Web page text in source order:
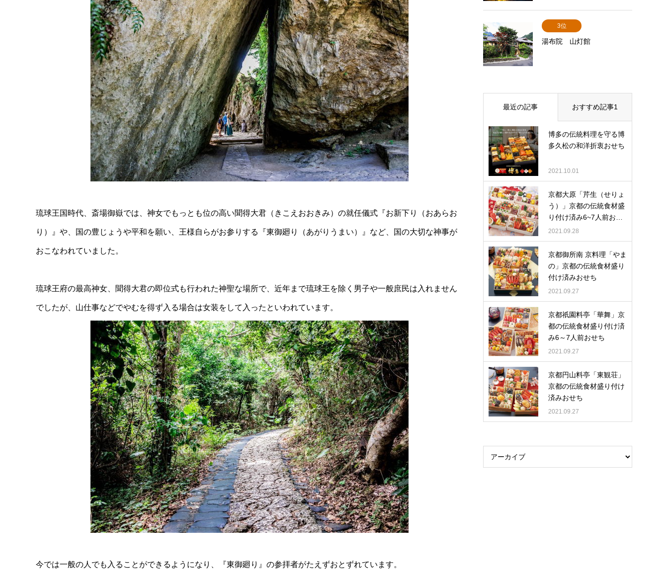
琉球王国時代、斎場御嶽では、神女でもっとも位の高い聞得大君（きこえおおきみ）の就任儀式『お新下り（おあらお
り）』や、国の豊じょうや平和を願い、王様自らがお参りする『東御廻り（あがりうまい）』など、国の大切な神事が
おこなわれていました。
琉球王府の最高神女、聞得大君の即位式も行われた神聖な場所で、近年まで琉球王を除く男子や一般庶民は入れません
でしたが、山仕事などでやむを得ず入る場合は女装をして入ったといわれています。
今では一般の人でも入ることができるようになり、『東御廻り』の参拝者がたえずおとずれています。
3位
湯布院 山灯館
最近の記事 おすすめ記事1
博多の伝統料理を守る博
多久松の和洋折衷おせち
2021.10.01
京都大原「芹生（せりょ
う）」京都の伝統食材盛
り付け済み6~7人前お…
2021.09.28
京都御所南 京料理「やま
の」京都の伝統食材盛り
付け済みおせち
2021.09.27
京都祇園料亭「華舞」京
都の伝統食材盛り付け済
み6～7人前おせち
2021.09.27
京都円山料亭「東観荘」
京都の伝統食材盛り付け
済みおせち
2021.09.27